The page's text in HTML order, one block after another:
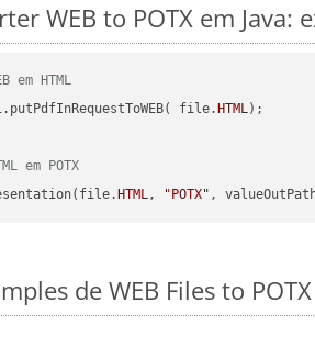
WEB to POTX em Java:
em HTML
file. HTML);
em POTX
HTML, "POTX"
de WEB Files to